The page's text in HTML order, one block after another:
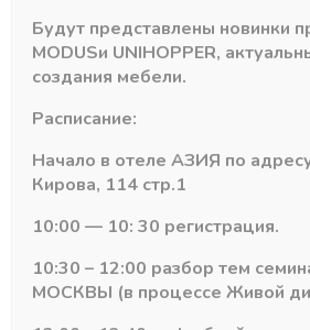
товара
Выдвижная
корзина
Mebax
420
(664х420х140)
монтажа
доводчиком
серый
жемчуг
Артикул: 10266Z
Категория:
Похожие товары
Будут представлены новинки
MODUSи UNIHOPPER,
создания мебели.
Расписание:
Начало в отеле АЗИЯ по
Кирова, 114 стр.1
10:00 — 10: 30 регистрация.
10:30 – 12:00 разбор тем
МОСКВЫ (в процессе Живой